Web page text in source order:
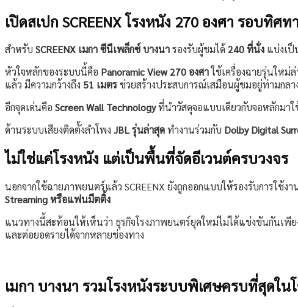
เปิดสเปก SCREENX โรงหนัง 270 องศา รอบทิศท
สำหรับ SCREENX เมกา ซีนีเพล็กซ์ บางนารองรับผู้ชมได้ 240 ที่นั่ง แบ่งเ
หัวใจหลักของระบบนี้คือ Panoramic View 270 องศาใช้เครื่องฉายรุ่นใหม่
แล้ว มีความกว้างถึง 51 เมตรช่วยสร้างประสบการณ์เสมือนผู้ชมอยู่ท่ามกล
อีกจุดเด่นคือ Screen Wall Technologyที่นำวัสดุจอแบบเดียวกับจอหลักมา
ด้านระบบเสียงติดตั้งลำโพง JBL รุ่นล่าสุดทำงานร่วมกับ Dolby Digital
ไม่ใช่แค่โรงหนัง แต่เป็นพื้นที่จัดอีเวนต์ครบวงจร
นอกจากใช้ฉายภาพยนตร์แล้ว SCREENX ยังถูกออกแบบให้รองรับการใช้ง
Streaming หรือแฟนมีตติ้ง
แนวทางนี้สะท้อนให้เห็นว่า ธุรกิจโรงภาพยนตร์ยุคใหม่ไม่ได้แข่งขันกันเ
และต่อยอดรายได้จากหลายช่องทาง
เมกา บางนา รวมโรงหนังระบบพิเศษครบที่สุดใ